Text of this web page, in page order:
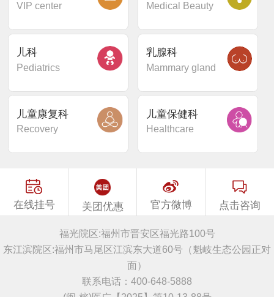
VIP center Medical Beauty
儿科
Pediatrics
乳腺科
Mammary gland
儿童康复科
Recovery
儿童保健科
Healthcare
在线挂号 美团优惠 官方微博 点击咨询
福光院区:福州市晋安区福光路100号
东江滨院区:福州市马尾区江滨东大道60号（魁岐生态公园正对
面）
联系电话：400-648-5888